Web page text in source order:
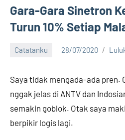
Gara-Gara Sinetron
Turun 10% Setiap
Catatanku 28/07/2020
Saya tidak mengada-ada pren.
nggak jelas di ANTV dan
semakin goblok. Otak saya
berpikir logis lagi.